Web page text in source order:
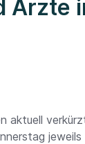
Ärzte
aktuell